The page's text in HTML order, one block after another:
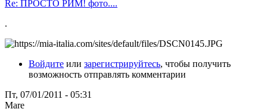
Re: ПРОСТО РИМ! фото....
.
Войдите или зарегистрируйтесь, чтобы получить
возможность отправлять комментарии
Пт, 07/01/2011 - 05:31
Mare